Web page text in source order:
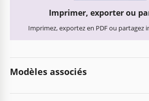
Imprimer, exporter ou
Imprimez, exportez en PDF ou partagez
Modèles associés